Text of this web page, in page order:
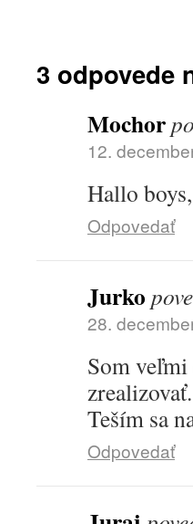
3 odpovede
Mochor
12.
Hallo
Odpovedať
Jurko
28.
Som veľmi
Teším sa
Odpovedať